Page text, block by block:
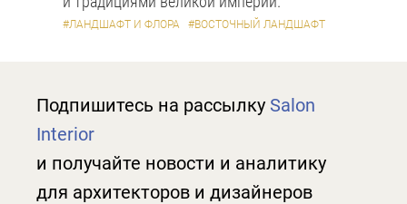
#ЛАНДШАФТ И ФЛОРА #ВОСТОЧНЫЙ ЛАНДШАФТ
Подпишитесь на рассылку Salon
Interior
и получайте новости и аналитику
для архитекторов и дизайнеров